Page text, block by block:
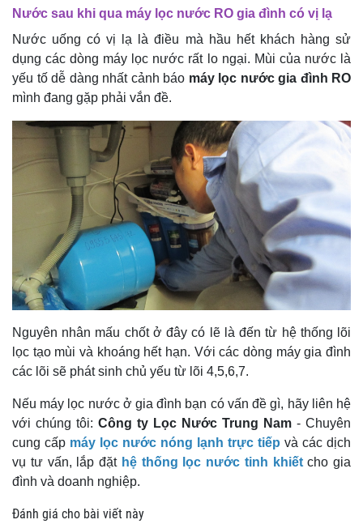
Nước sau khi qua máy lọc nước RO gia đình có vị lạ
Nước uống có vị lạ là điều mà hầu hết khách hàng sử
dụng các dòng máy lọc nước rất lo ngại. Mùi của nước là
yếu tố dễ dàng nhất cảnh báo máy lọc nước gia đình RO
mình đang gặp phải vắn đề.
Nguyên nhân mấu chốt ở đây có lẽ là đến từ hệ thống lõi
lọc tạo mùi và khoáng hết hạn. Với các dòng máy gia đình
các lõi sẽ phát sinh chủ yếu từ lõi 4,5,6,7.
Nếu máy lọc nước ở gia đình bạn có vấn đề gì, hãy liên hệ
với chúng tôi: Công ty Lọc Nước Trung Nam - Chuyên
cung cấp máy lọc nước nóng lạnh trực tiếp và các dịch
vụ tư vấn, lắp đặt hệ thống lọc nước tinh khiếtcho gia
đình và doanh nghiệp.
Đánh giá cho bài viết này